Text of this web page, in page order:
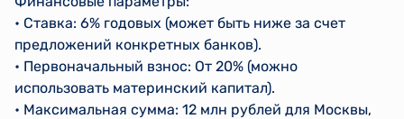
• Ставка: 6% годовых (может быть ниже за счет
предложений конкретных банков).
• Первоначальный взнос: От 20% (можно
использовать материнский капитал).
• Максимальная сумма: 12 млн рублей для Москвы,